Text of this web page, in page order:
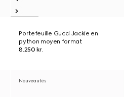
Portefeuille Gucci Jackie en
python moyen format
8.250 kr.
Nouveautés